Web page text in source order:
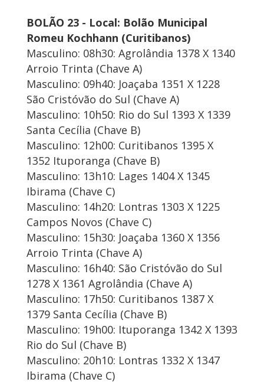
BOLÃO 23 - Local: Bolão Municipal
Romeu Kochhann (Curitibanos)
Masculino: 08h30: Agrolândia 1378 X 1340
Arroio Trinta (Chave A)
Masculino: 09h40: Joaçaba 1351 X 1228
São Cristóvão do Sul (Chave A)
Masculino: 10h50: Rio do Sul 1393 X 1339
Santa Cecília (Chave B)
Masculino: 12h00: Curitibanos 1395 X
1352 Ituporanga (Chave B)
Masculino: 13h10: Lages 1404 X 1345
Ibirama (Chave C)
Masculino: 14h20: Lontras 1303 X 1225
Campos Novos (Chave C)
Masculino: 15h30: Joaçaba 1360 X 1356
Arroio Trinta (Chave A)
Masculino: 16h40: São Cristóvão do Sul
1278 X 1361 Agrolândia (Chave A)
Masculino: 17h50: Curitibanos 1387 X
1379 Santa Cecília (Chave B)
Masculino: 19h00: Ituporanga 1342 X 1393
Rio do Sul (Chave B)
Masculino: 20h10: Lontras 1332 X 1347
Ibirama (Chave C)